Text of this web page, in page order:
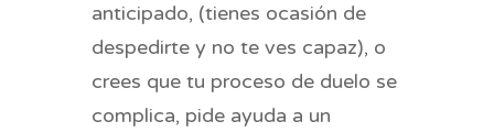
anticipado, (tienes ocasión de
despedirte y no te ves capaz), o
crees que tu proceso de duelo se
complica, pide ayuda a un